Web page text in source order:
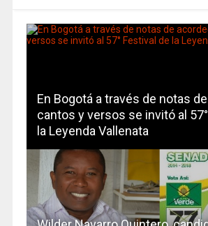
En Bogotá a través de notas
cantos y versos se invitó al
la Leyenda Vallenata